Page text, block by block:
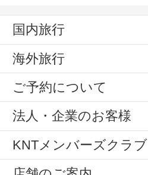
国内旅行
海外旅行
ご予約について
法人・企業のお客様
KNTメンバーズクラブ